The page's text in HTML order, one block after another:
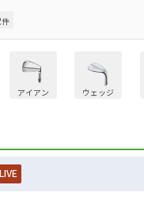
件
アイアン ウェッジ
LIVE